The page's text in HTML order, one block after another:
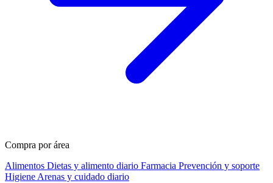
Compra por área
Alimentos Dietas y alimento diario Farmacia Prevención y soporte
Higiene Arenas y cuidado diario